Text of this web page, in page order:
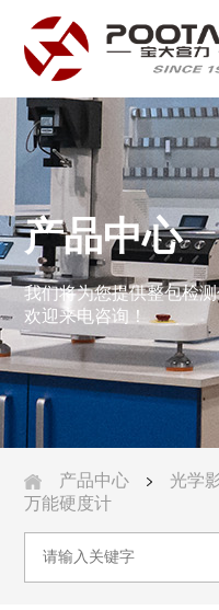
产品中心
我们将为您提供整包检
欢迎来电咨询！
产品中心 光学
万能硬度计